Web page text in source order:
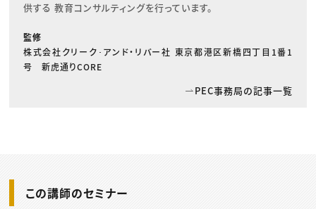
供する 教育コンサルティングを行っています。
監修
株式会社クリーク･アンド・リバー社 東京都港区新橋四丁目1番1
号 新虎通りCORE
PEC事務局の記事一覧
この講師のセミナー